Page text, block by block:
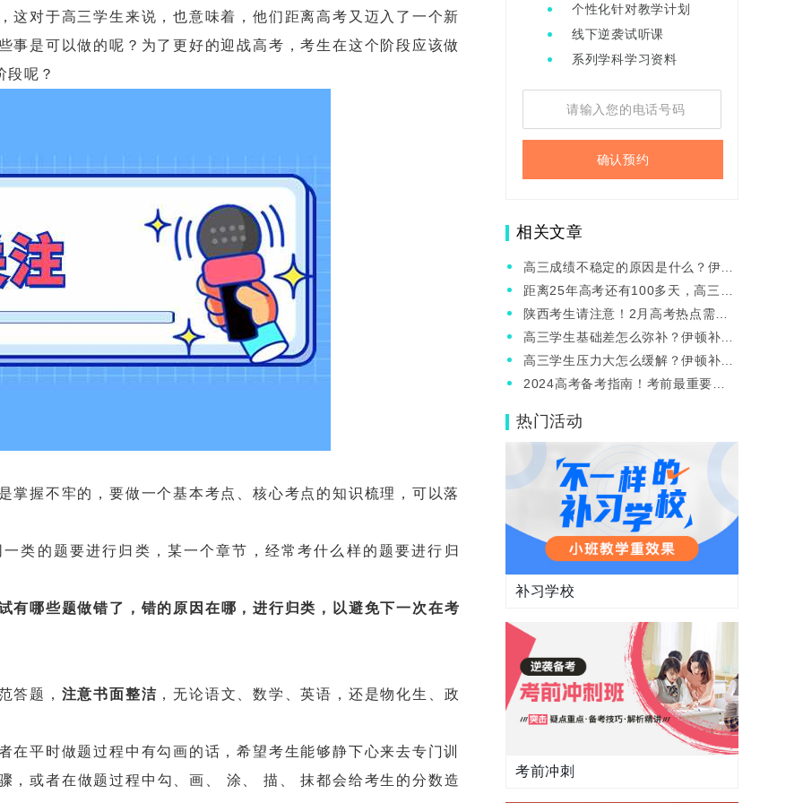
于高三学生来说，也意味着，他们距离高考又迈入了一个新
事是可以做的呢？为了更好的迎战高考，考生在这个阶段应该做
段呢？
不牢的，要做一个基本考点、核心考点的知识梳理，可以落
的题要进行归类，某一个章节，经常考什么样的题要进行归
有哪些题做错了，错的原因在哪，进行归类，以避免下一次在考
题， 注意书面整洁 ，无论语文、数学、英语，还是物化生、政
时做题过程中有勾画的话，希望考生能够静下心来去专门训
，或者在做题过程中勾、画、 涂、 描、 抹都会给考生的分数造
个性化针对教学计划
线下逆袭试听课
系列学科学习资料
确认预约
相关文章
高三成绩不稳定的原因是什么？伊顿
补习学校的冲刺班有用吗？
距离25年高考还有100多天，高三学
生应该怎么复习？
陕西考生请注意！2月高考热点需及
时关注！
高三学生基础差怎么弥补？伊顿补习
学校的高考冲刺班能改善吗？
高三学生压力大怎么缓解？伊顿补习
学校的冲刺班有心理辅导吗？
2024高考备考指南！考前最重要的
热门活动
补习学校
考前冲刺